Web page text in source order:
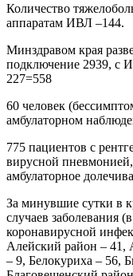
Количество
аппаратам ИВЛ –144.
Минздравом края
подключение 2939, с
227=558
60 человек
амбулаторном
775 пациентов с
вирусной
амбулаторное
За минувшие сутки в
случаев заболевания
коронавирусной
Алейский район – 41,
– 9, Белокуриха – 56,